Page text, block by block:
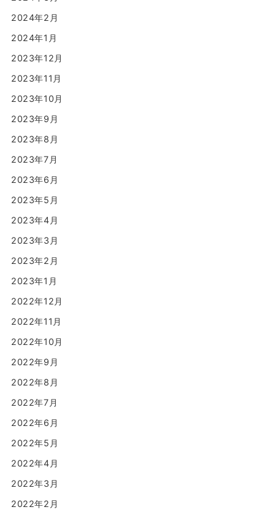
2024年2月
2024年1月
2023年12月
2023年11月
2023年10月
2023年9月
2023年8月
2023年7月
2023年6月
2023年5月
2023年4月
2023年3月
2023年2月
2023年1月
2022年12月
2022年11月
2022年10月
2022年9月
2022年8月
2022年7月
2022年6月
2022年5月
2022年4月
2022年3月
2022年2月